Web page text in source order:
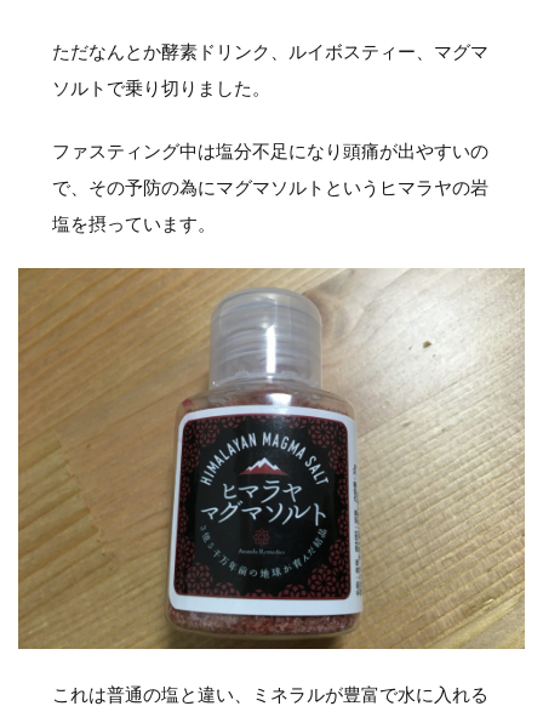
ただなんとか酵素ドリンク、ルイボスティー、マグマ
ソルトで乗り切りました。
ファスティング中は塩分不足になり頭痛が出やすいの
で、その予防の為にマグマソルトというヒマラヤの岩
塩を摂っています。
これは普通の塩と違い、ミネラルが豊富で水に入れる